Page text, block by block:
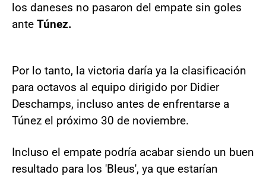
los daneses no pasaron del empate sin goles
ante Túnez.
Por lo tanto, la victoria daría ya la clasificación
para octavos al equipo dirigido por Didier
Deschamps, incluso antes de enfrentarse a
Túnez el próximo 30 de noviembre.
Incluso el empate podría acabar siendo un buen
resultado para los 'Bleus', ya que estarían